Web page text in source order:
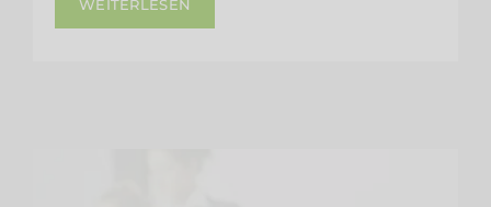
WEITERLESEN